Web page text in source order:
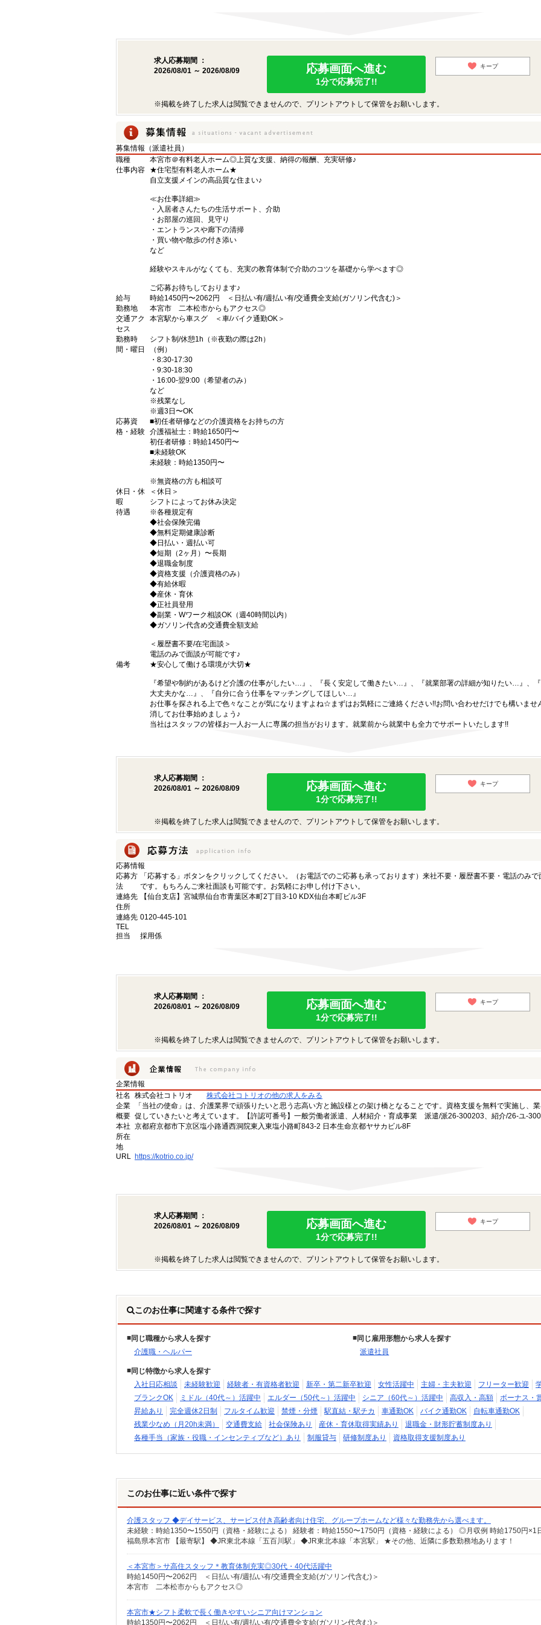
求人応募期間 ：
2026/08/01 ～ 2026/08/09
応募画面へ進む
1分で応募完了!!
キープ
※掲載を終了した求人は閲覧できませんので、プリントアウトして保管をお願いします。
募集情報（派遣社員）
職種
本宮市＠有料老人ホーム◎上質な支援、納得の報酬、充実研修♪
仕事内容
★住宅型有料老人ホーム★
自立支援メインの高品質な住まい♪
≪お仕事詳細≫
・入居者さんたちの生活サポート、介助
・お部屋の巡回、見守り
・エントランスや廊下の清掃
・買い物や散歩の付き添い
など
経験やスキルがなくても、充実の教育体制で介助のコツを基礎から学べます◎
ご応募お待ちしております♪
給与
時給1450円〜2062円 ＜日払い有/週払い有/交通費全支給(ガソリン代含む)＞
勤務地
本宮市 二本松市からもアクセス◎
交通アク
セス
本宮駅から車スグ ＜車/バイク通勤OK＞
勤務時
間・曜日
シフト制/休憩1h（※夜勤の際は2h）
（例）
・8:30-17:30
・9:30-18:30
・16:00-翌9:00（希望者のみ）
など
※残業なし
※週3日〜OK
応募資
格・経験
■初任者研修などの介護資格をお持ちの方
介護福祉士：時給1650円〜
初任者研修：時給1450円〜
■未経験OK
未経験：時給1350円〜
※無資格の方も相談可
休日・休
暇
＜休日＞
シフトによってお休み決定
待遇
※各種規定有
◆社会保険完備
◆無料定期健康診断
◆日払い・週払い可
◆短期（2ヶ月）〜長期
◆退職金制度
◆資格支援（介護資格のみ）
◆有給休暇
◆産休・育休
◆正社員登用
◆副業・Wワーク相談OK（週40時間以内）
◆ガソリン代含め交通費全額支給
＜履歴書不要/在宅面談＞
電話のみで面談が可能です♪
備考
★安心して働ける環境が大切★
『希望や制約があるけど介護の仕事がしたい…』、『長く安定して働きたい…』、『就業部署の詳細が知りたい…』、
大丈夫かな…』、『自分に合う仕事をマッチングしてほしい…』
お仕事を探される上で色々なことが気になりますよね☆まずはお気軽にご連絡ください!!お問い合わせだけでも構いませ
消してお仕事始めましょう♪
当社はスタッフの皆様お一人お一人に専属の担当がおります。就業前から就業中も全力でサポートいたします!!
求人応募期間 ：
2026/08/01 ～ 2026/08/09
応募画面へ進む
1分で応募完了!!
キープ
※掲載を終了した求人は閲覧できませんので、プリントアウトして保管をお願いします。
応募情報
応募方
法
「応募する」ボタンをクリックしてください。（お電話でのご応募も承っております）来社不要・履歴書不要・電話のみで
です。もちろんご来社面談も可能です。お気軽にお申し付け下さい。
連絡先
住所
【仙台支店】宮城県仙台市青葉区本町2丁目3-10 KDX仙台本町ビル3F
連絡先
TEL
0120-445-101
担当 採用係
求人応募期間 ：
2026/08/01 ～ 2026/08/09
応募画面へ進む
1分で応募完了!!
キープ
※掲載を終了した求人は閲覧できませんので、プリントアウトして保管をお願いします。
企業情報
社名
株式会社コトリオ
株式会社コトリオの他の求人をみる
企業
概要
「当社の使命」は、介護業界で頑張りたいと思う志高い方と施設様との架け橋となることです。資格支援を無料で実施し、
促していきたいと考えています。【許認可番号】一般労働者派遣、人材紹介・育成事業 派遣/派26-300203、紹介/26-ユ-
本社
所在
地
京都府京都市下京区塩小路通西洞院東入東塩小路町843-2 日本生命京都ヤサカビル8F
URL https://kotrio.co.jp/
求人応募期間 ：
2026/08/01 ～ 2026/08/09
応募画面へ進む
1分で応募完了!!
キープ
※掲載を終了した求人は閲覧できませんので、プリントアウトして保管をお願いします。
このお仕事に関連する条件で探す
同じ職種から求人を探す
介護職・ヘルパー
同じ雇用形態から求人を探す
派遣社員
同じ特徴から求人を探す
入社日応相談
未経験歓迎 経験者・有資格者歓迎 新卒・第二新卒歓迎 女性活躍中 主婦・主夫歓迎 フリーター歓迎
ブランクOK
ミドル（40代～）活躍中 エルダー（50代～）活躍中 シニア（60代～）活躍中 高収入・高額
ボーナス・
昇給あり
完全週休2日制 フルタイム歓迎 禁煙・分煙 駅直結・駅チカ 車通勤OK バイク通勤OK
自転車通勤OK
残業少なめ（月20h未満）
交通費支給 社会保険あり 産休・育休取得実績あり
退職金・財形貯蓄制度あり
各種手当（家族・役職・インセンティブなど）あり
制服貸与 研修制度あり 資格取得支援制度あり
このお仕事に近い条件で探す
介護スタッフ ◆デイサービス、サービス付き高齢者向け住宅、グループホームなど様々な勤務先から選べます。
福島県本宮市 【最寄駅】 ◆JR東北本線「五百川駅」 ◆JR東北本線「本宮駅」 ★その他、近隣に多数勤務地あります！
＜本宮市＞サ高住スタッフ＊教育体制充実◎30代・40代活躍中
時給1450円〜2062円 ＜日払い有/週払い有/交通費全支給(ガソリン代含む)＞
本宮市 二本松市からもアクセス◎
本宮市★シフト柔軟で長く働きやすいシニア向けマンション
時給1350円〜2062円 ＜日払い有/週払い有/交通費全支給(ガソリン代含む)＞